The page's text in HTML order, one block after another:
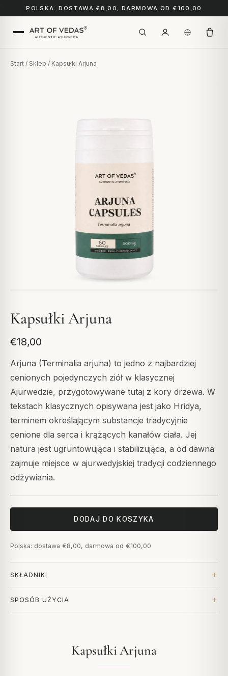
POLSKA: DOSTAWA €8,00, DARMOWA OD €100,00
Start / Sklep / Kapsułki Arjuna
Kapsułki Arjuna
€18,00
Arjuna (Terminalia arjuna) to jedno z najbardziej
cenionych pojedynczych ziół w klasycznej
Ajurwedzie, przygotowywane tutaj z kory drzewa. W
tekstach klasycznych opisywana jest jako Hridya,
terminem określającym substancje tradycyjnie
cenione dla serca i krążących kanałów ciała. Jej
natura jest ugruntowująca i stabilizująca, a od dawna
zajmuje miejsce w ajurwedyjskiej tradycji codziennego
odżywiania.
DODAJ DO KOSZYKA
Polska: dostawa €8,00, darmowa od €100,00
SKŁADNIKI
SPOSÓB UŻYCIA
Kapsułki Arjuna